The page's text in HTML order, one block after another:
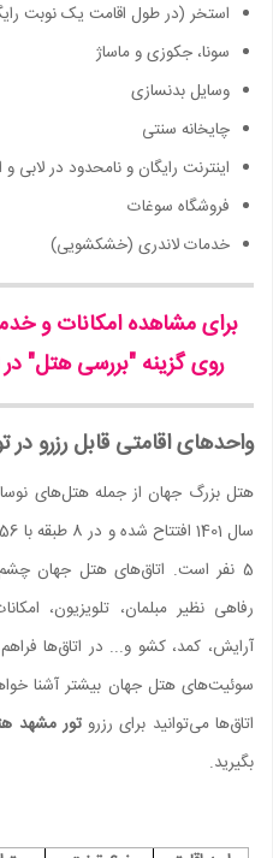
استخر (در طول اقامت یک نوبت
سونا، جکوزی و ماساژ
وسایل بدنسازی
چایخانه سنتی
اینترنت رایگان و نامحدود در لابی و
فروشگاه سوغات
خدمات لاندری (خشکشویی)
برای مشاهده امکانات و
روی گزینه "بررسی هتل"
واحدهای اقامتی قابل رزرو
هتل بزرگ جهان از جمله هتل‌های
5 نفر است. اتاق‌های هتل جهان
رفاهی نظیر مبلمان، تلویزیون،
آرایش، کمد، کشو و... در اتاق‌ها
سوئیت‌های هتل جهان بیشتر آشنا
اتاق‌ها می‌توانید برای رزروتور مشهد
بگیرید.